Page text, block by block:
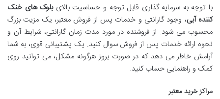
با توجه به سرمایه گذاری قابل توجه و حساسیت بالایبلوک های خنک
کننده آبی، وجود گارانتی و خدمات پس از فروش معتبر، یک مزیت بزرگ
محسوب می شود. از فروشنده در مورد مدت زمان گارانتی، شرایط آن و
نحوه ارائه خدمات پس از فروش سوال کنید. یک پشتیبانی قوی، به شما
آرامش خاطر می دهد که در صورت بروز هرگونه مشکل، می توانید روی
کمک و راهنمایی حساب کنید.
مراکز خرید معتبر